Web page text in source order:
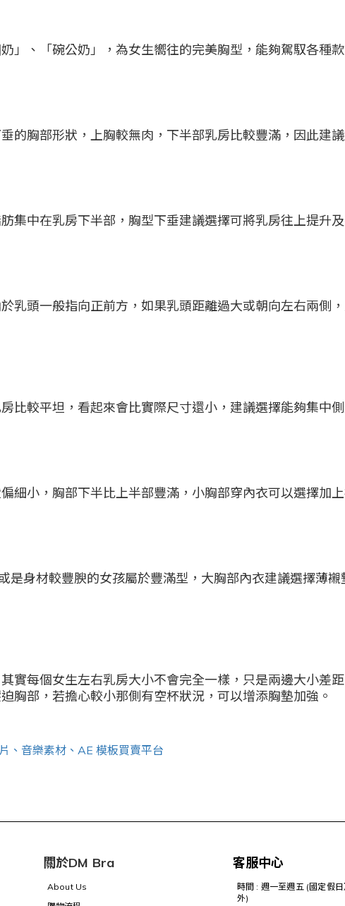
」、「碗公奶」，為女生嚮往的完美胸型，能夠駕馭各種
的胸部形狀，上胸較無肉，下半部乳房比較豐滿，因此建
集中在乳房下半部，胸型下垂建議選擇可將乳房往上提升
乳頭一般指向正前方，如果乳頭距離過大或朝向左右兩側
比較平坦，看起來會比實際尺寸還小，建議選擇能夠集中
細小，胸部下半比上半部豐滿，小胸部穿內衣可以選擇加
是身材較豐腴的女孩屬於豐滿型，大胸部內衣建議選擇薄
實每個女生左右乳房大小不會完全一樣，只是兩邊大小差
胸部，若擔心較小那側有空杯狀況，可以增添胸墊加強。
關於DM Bra
About Us
客服中心
時間 : 週一至週五 (國定假
外)